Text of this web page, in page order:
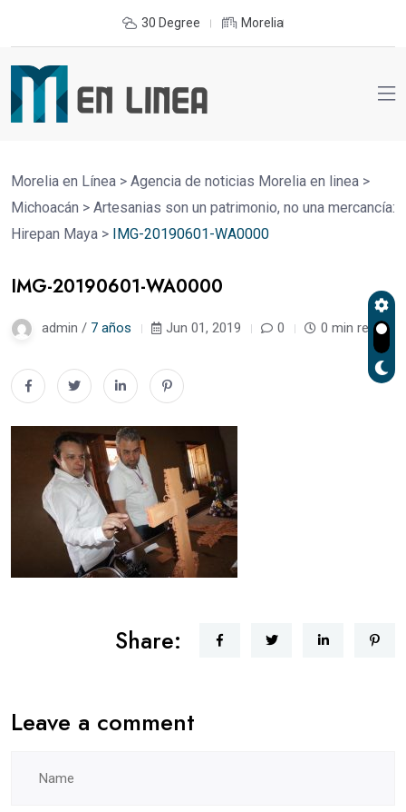
30 Degree Morelia
Morelia en Línea > Agencia de noticias Morelia en linea >
Michoacán > Artesanias son un patrimonio, no una mercancía:
Hirepan Maya > IMG-20190601-WA0000
IMG-20190601-WA0000
admin / 7 años Jun 01, 2019 0 0 min read
Share:
Leave a comment